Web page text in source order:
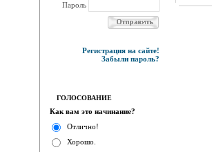
Пароль
Регистрация на сайте!
Забыли пароль?
ГОЛОСОВАНИЕ
Как вам это начинание?
Отлично!
Хорошо.